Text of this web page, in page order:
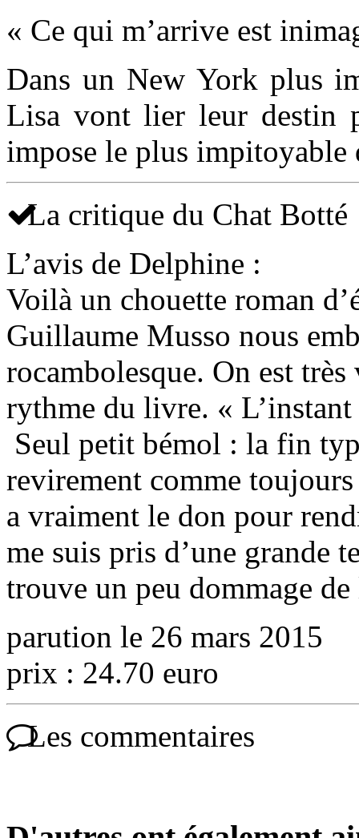
« Ce qui m’arrive est
Dans un New York plus
Lisa vont lier leur destin
impose le plus impitoyable
La critique du Chat Botté
L’avis de Delphine :
Voilà un chouette roman
Guillaume Musso nous
rocambolesque. On est
rythme du livre. « L’instant
Seul petit bémol : la fin
revirement comme
a vraiment le don pour
me suis pris d’une grande
trouve un peu dommage
parution le 26 mars 2015
prix : 24.70 euro
Les commentaires